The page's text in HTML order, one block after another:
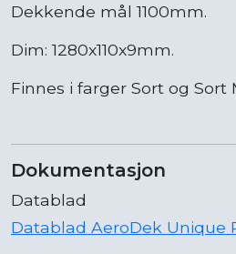
Dekkende mål 1100mm.
Dim: 1280x110x9mm.
Finnes i farger Sort og Sort
Dokumentasjon
Datablad
Datablad AeroDek Unique